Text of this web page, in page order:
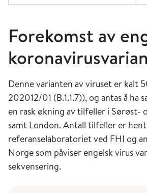
Forekomst av
Denne varianten av viruset er kalt
202012/01 (B.1.1.7)), og antas å ha
en rask økning av tilfeller i Sørøst-
samt London. Antall tilfeller er
referanselaboratoriet ved FHI og
Norge som påviser engelsk virus
sekvensering.